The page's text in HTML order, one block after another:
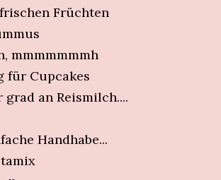
Früchten
mmmmmmmh
für Cupcakes
an Reismilch....
Handhabe...